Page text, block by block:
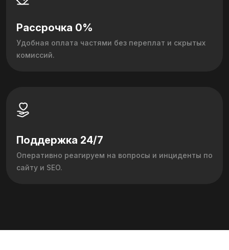
Рассрочка 0%
Удобная оплата частями без переплат и скрытых
комиссий.
Поддержка 24/7
Оперативно реагируем на вопросы и инциденты по
сайту и SEO.